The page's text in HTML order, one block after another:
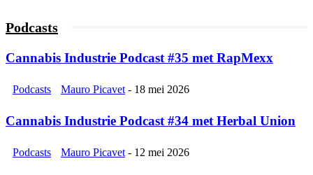
Podcasts
Cannabis Industrie Podcast #35 met RapMexx
Podcasts Mauro Picavet - 18 mei 2026
Cannabis Industrie Podcast #34 met Herbal Union
Podcasts Mauro Picavet - 12 mei 2026